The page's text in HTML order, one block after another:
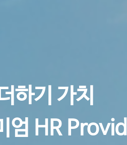
환경,
FM Business